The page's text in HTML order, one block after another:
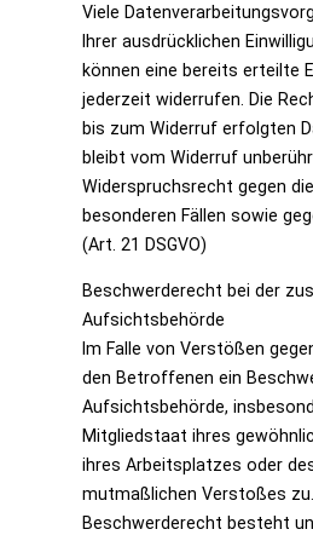
Viele
Ihrer ausdrücklichen
können eine bereits erteilte
jederzeit widerrufen. Die
bis zum Widerruf erfolgten
bleibt vom Widerruf
Widerspruchsrecht gegen
besonderen Fällen sowie
(Art. 21 DSGVO)
Beschwerderecht bei der
Aufsichtsbehörde
Im Falle von Verstößen
den Betroffenen ein
Aufsichtsbehörde,
Mitgliedstaat ihres
ihres Arbeitsplatzes oder
mutmaßlichen Verstoßes
Beschwerderecht besteht